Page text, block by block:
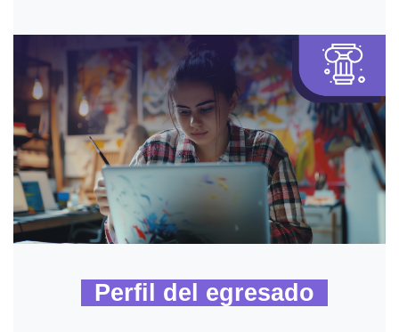
Perfil del egresado